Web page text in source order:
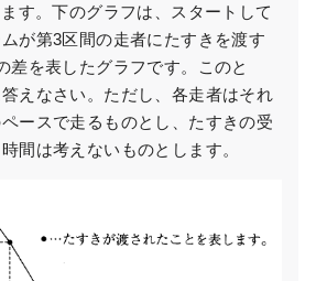
す。下のグラフは、スタートして
が第3区間の走者にたすきを渡す
差を表したグラフです。このと
えなさい。ただし、各走者はそれ
ースで走るものとし、たすきの受
間は考えないものとします。